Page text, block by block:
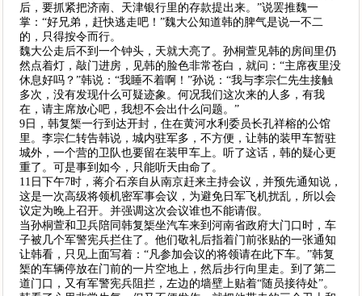
后，要抓紧把济南、天津银行里的存款提出来。”说罢推魏一
掌：“好兄弟，赶快逃走吧！”魏大公知道韩的脾气是说一不二
的，只得按令而行。
魏大公走后不到一个钟头，天就大亮了。孙桐萱见韩的房间里仍
然点着灯，敲门进房，见韩的脸色非常苍白，就问：“主席夜里没
休息好吗？”韩说：“我睡不着啊！”孙说：“我与李宗仁先生接触
多次，没有发现什么可疑迹象。何况我们这次来的人多，有我
在，请主席放心吧，我想不会出什么问题。”
9日，韩复榘一行到达开封，住在黄河水利委员长孔祥榕的公馆
里。李宗仁转告韩说，城内驻军多，不方便，让韩的装甲车暂驻
城外，一个营的卫队也要留在装甲车上。听了这话，韩的疑心更
重了。可是事到如今，只能听天由命了。
11日下午7时，蒋介石亲自从南京赶来主持会议，并预先通知说，
这是一次高级将领机密军事会议，为避免日军飞机扰乱，所以会
议定为晚上召开。并强调这次会议谁也不能请假。
当孙桐萱和卫兵陪同韩复榘坐汽车来到河南省政府大门口时，车
子被几个军警宪兵拦住了。他们敬礼后指着门前张贴的一张通知
让韩看，只见上面写着：“凡参加会议的将领请在此下车。”韩复
榘的车辆停放在门前的一片空地上，然后步行向里走。到了第二
道门口，又有军警宪兵阻拦，左边的墙壁上贴着“随员接待处”。